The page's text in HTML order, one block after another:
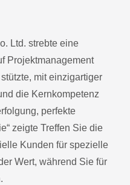
Ltd. strebte eine
Projektmanagement
mit einzigartiger
die Kernkompetenz
perfekte
zeigte Treffen Sie die
Kunden für spezielle
Wert, während Sie für